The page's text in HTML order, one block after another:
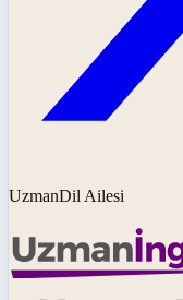
UzmanDil Ailesi